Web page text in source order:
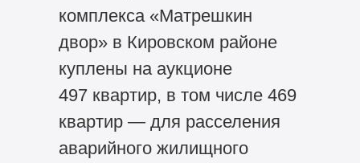
комплекса «Матрешкин
двор» в Кировском районе
куплены на аукционе
497 квартир, в том числе 469
квартир — для расселения
аварийного жилищного